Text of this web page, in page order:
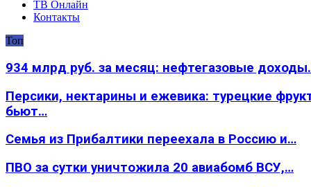
ТВ Онлайн
Контакты
Топ
934 млрд руб. за месяц: нефтегазовые
Персики, нектарины и ежевика: турецкие
бьют…
Семья из Прибалтики переехала в Россию и…
ПВО за сутки уничтожила 20 авиабомб ВСУ,…